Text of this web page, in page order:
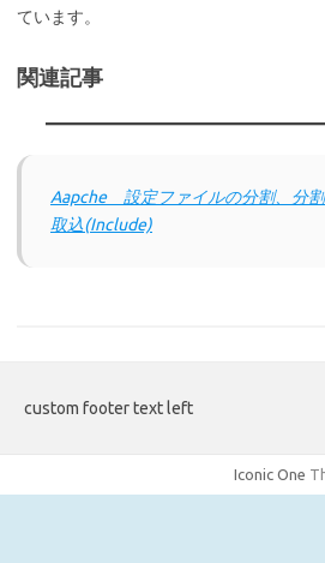
ています。
関連記事
Aapche 設定ファイルの分割、分
取込(Include)
custom footer text left
Iconic One